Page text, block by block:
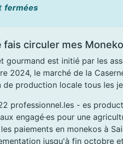
fermées
fais circuler mes
gourmand est initié par les
2024, le marché de la
production locale tous les
professionnel.les - es
engagé·es pour une
paiements en monekos à
jusqu'à fin octobre